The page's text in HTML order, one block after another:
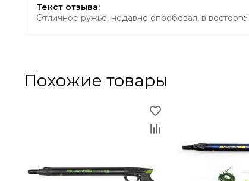
Текст отзыва:
Отличное ружьё, недавно опробовал, в восторге!
Похожие товары